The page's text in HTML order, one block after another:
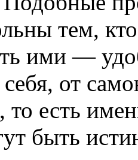
тем,
ими —
себя, от
то есть
быть